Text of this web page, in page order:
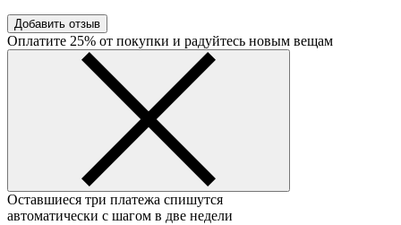
Добавить отзыв
Оплатите 25% от покупки и радуйтесь новым вещам
Оставшиеся три платежа спишутся
автоматически с шагом в две недели